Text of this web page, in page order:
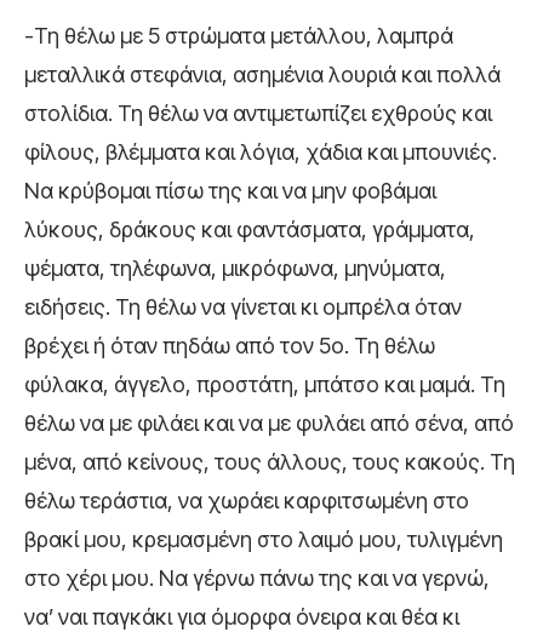
-Τη θέλω με 5 στρώματα μετάλλου, λαμπρά
μεταλλικά στεφάνια, ασημένια λουριά και πολλά
στολίδια. Τη θέλω να αντιμετωπίζει εχθρούς και
φίλους, βλέμματα και λόγια, χάδια και μπουνιές.
Να κρύβομαι πίσω της και να μην φοβάμαι
λύκους, δράκους και φαντάσματα, γράμματα,
ψέματα, τηλέφωνα, μικρόφωνα, μηνύματα,
ειδήσεις. Τη θέλω να γίνεται κι ομπρέλα όταν
βρέχει ή όταν πηδάω από τον 5ο. Τη θέλω
φύλακα, άγγελο, προστάτη, μπάτσο και μαμά. Τη
θέλω να με φιλάει και να με φυλάει από σένα, από
μένα, από κείνους, τους άλλους, τους κακούς. Τη
θέλω τεράστια, να χωράει καρφιτσωμένη στο
βρακί μου, κρεμασμένη στο λαιμό μου, τυλιγμένη
στο χέρι μου. Να γέρνω πάνω της και να γερνώ,
να’ ναι παγκάκι για όμορφα όνειρα και θέα κι